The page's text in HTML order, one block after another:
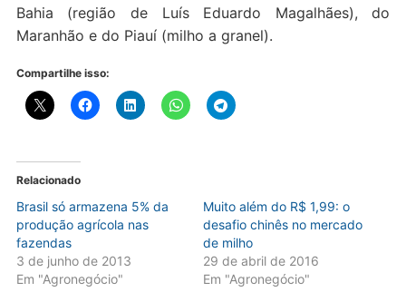
Bahia (região de Luís Eduardo Magalhães), do
Maranhão e do Piauí (milho a granel).
Compartilhe isso:
Relacionado
Brasil só armazena 5% da
produção agrícola nas
fazendas
3 de junho de 2013
Em "Agronegócio"
Muito além do R$ 1,99: o
desafio chinês no mercado
de milho
29 de abril de 2016
Em "Agronegócio"